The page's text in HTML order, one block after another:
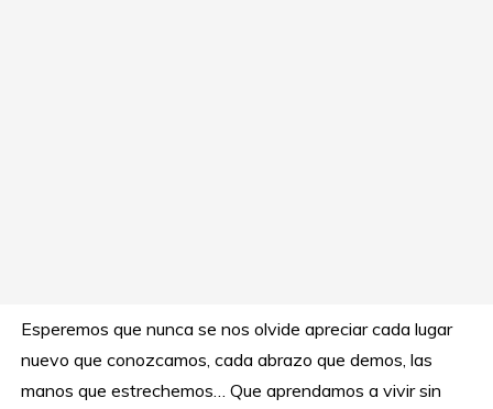
Esperemos que nunca se nos olvide apreciar cada lugar
nuevo que conozcamos, cada abrazo que demos, las
manos que estrechemos… Que aprendamos a vivir sin